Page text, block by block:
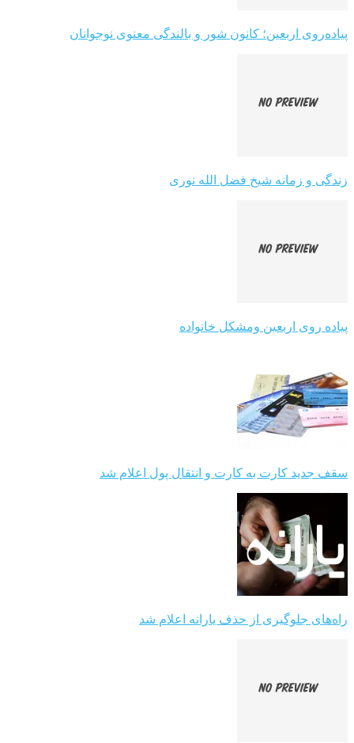
پیاده‌روی اربعین؛ کانون شور و بالندگی معنوی نوجوانان
زندگی و زمانه شیخ فضل الله نوری
پیاده روی اربعین ومشکل خانواده
سقف جدید کارت به کارت و انتقال پول اعلام شد
راه‌های جلوگیری از حذف یارانه اعلام شد